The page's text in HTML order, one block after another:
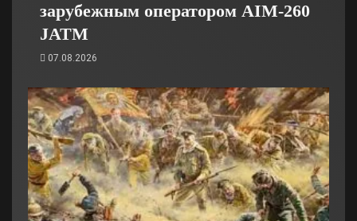
зарубежным оператором AIM-260
JATM
07.08.2026